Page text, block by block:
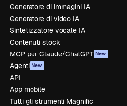
Generatore di immagini IA
Generatore di video IA
Sintetizzatore vocale IA
Contenuti stock
MCP per Claude/ChatGPT New
Agenti New
API
App mobile
Tutti gli strumenti Magnific